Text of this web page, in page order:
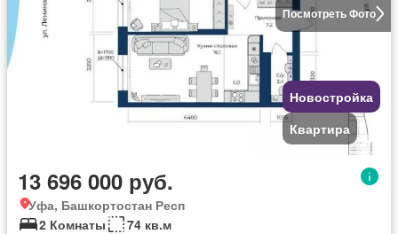
Посмотреть Фото
Новостройка
Квартира
13 696 000 руб.
Уфа, Башкортостан Респ
2 Комнаты
74 кв.м